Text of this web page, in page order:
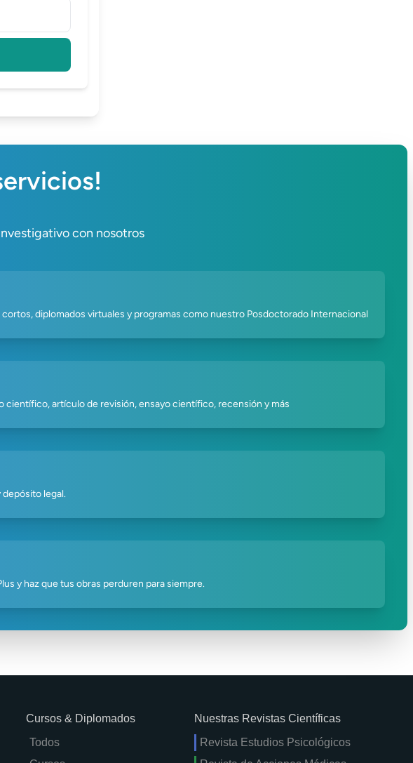
con nosotros
diplomados virtuales y programas como nuestro Posdoctorado Internacional
científico, artículo de revisión, ensayo científico, recensión y más
legal.
y haz que tus obras perduren para siempre.
Cursos & Diplomados
Todos
Nuestras Revistas Científicas
Revista Estudios Psicológicos